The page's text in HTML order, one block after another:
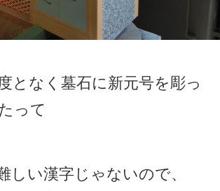
となく墓石に新元号を彫っ
って
しい漢字じゃないので、